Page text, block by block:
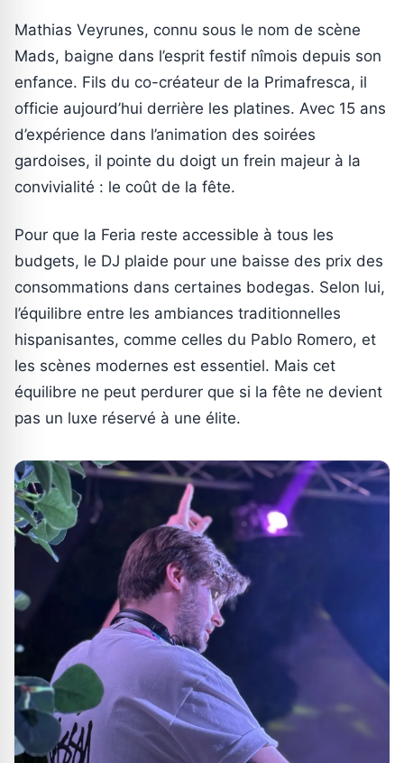
Mathias Veyrunes, connu sous le nom de scène
Mads, baigne dans l’esprit festif nîmois depuis son
enfance. Fils du co-créateur de la Primafresca, il
officie aujourd’hui derrière les platines. Avec 15 ans
d’expérience dans l’animation des soirées
gardoises, il pointe du doigt un frein majeur à la
convivialité : le coût de la fête.
Pour que la Feria reste accessible à tous les
budgets, le DJ plaide pour une baisse des prix des
consommations dans certaines bodegas. Selon lui,
l’équilibre entre les ambiances traditionnelles
hispanisantes, comme celles du Pablo Romero, et
les scènes modernes est essentiel. Mais cet
équilibre ne peut perdurer que si la fête ne devient
pas un luxe réservé à une élite.